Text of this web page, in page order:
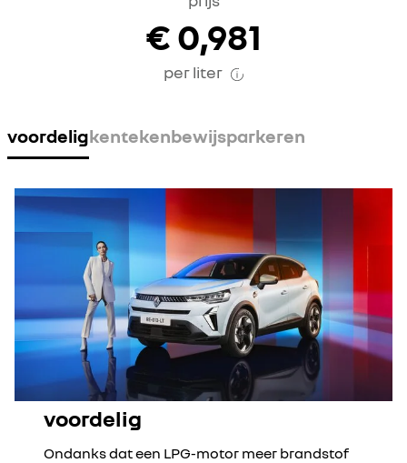
€ 0,981
per liter
voordeligkentekenbewijsparkeren
voordelig
Ondanks dat een LPG-motor meer brandstof